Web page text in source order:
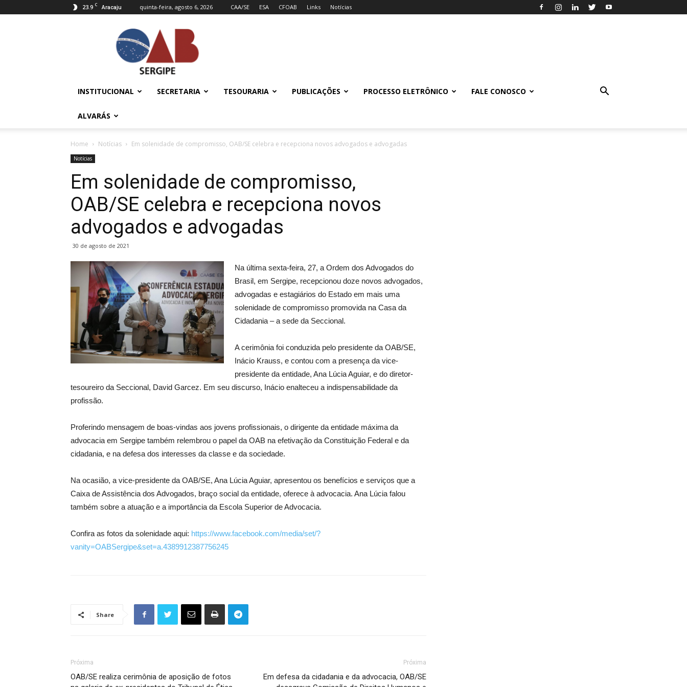
23.9 C Aracaju quinta-feira, agosto 6, 2026 CAA/SE ESA CFOAB Links Notícias
OAB/SE
Ordem
do
INSTITUCIONAL SECRETARIA TESOURARIA PUBLICAÇÕES PROCESSO ELETRÔNICO FALE CONOSCO
ALVARÁS
Home Notícias Em solenidade de compromisso, OAB/SE celebra e recepciona novos advogados e advogadas
Notícias
Em solenidade de compromisso,
OAB/SE celebra e recepciona novos
advogados e advogadas
30 de agosto de 2021
Na última sexta-feira, 27, a Ordem dos Advogados do
Brasil, em Sergipe, recepcionou doze novos advogados,
advogadas e estagiários do Estado em mais uma
solenidade de compromisso promovida na Casa da
Cidadania – a sede da Seccional.
A cerimônia foi conduzida pelo presidente da OAB/SE,
Inácio Krauss, e contou com a presença da vice-
presidente da entidade, Ana Lúcia Aguiar, e do diretor-
tesoureiro da Seccional, David Garcez. Em seu discurso, Inácio enalteceu a indispensabilidade da
profissão.
Proferindo mensagem de boas-vindas aos jovens profissionais, o dirigente da entidade máxima da
advocacia em Sergipe também relembrou o papel da OAB na efetivação da Constituição Federal e da
cidadania, e na defesa dos interesses da classe e da sociedade.
Na ocasião, a vice-presidente da OAB/SE, Ana Lúcia Aguiar, apresentou os benefícios e serviços que a
Caixa de Assistência dos Advogados, braço social da entidade, oferece à advocacia. Ana Lúcia falou
também sobre a atuação e a importância da Escola Superior de Advocacia.
Confira as fotos da solenidade aqui: https://www.facebook.com/media/set/?
vanity=OABSergipe&set=a.4389912387756245
Share
Próxima
OAB/SE realiza cerimônia de aposição de fotos
Próxima
Em defesa da cidadania e da advocacia, OAB/SE